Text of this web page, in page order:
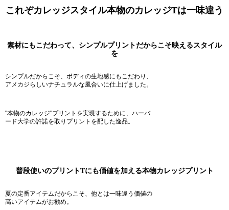
これぞカレッジスタイル本物のカレッジTは一味違う
素材にもこだわって、シンプルプリントだからこそ映えるスタイル
を
シンプルだからこそ、ボディの生地感にもこだわり、
アメカジらしいナチュラルな風合いに仕上げました。
"本物のカレッジ"プリントを実現するために、ハーバ
ード大学の許諾を取りプリントを配した逸品。
普段使いのプリントTにも価値を加える本物カレッジプリント
夏の定番アイテムだからこそ、他とは一味違う価値の
高いアイテムがお勧め。